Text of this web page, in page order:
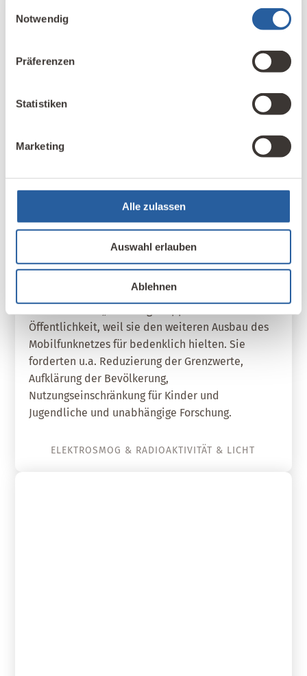
Notwendig
Präferenzen
Statistiken
Marketing
Alle zulassen
Auswahl erlauben
Ablehnen
07. Januar 2021
Sichtverbindung zu
Mobilfunksendern
im Jahre 2004 wandten sich 130 Ärztinnen und
Öffentlichkeit, weil sie den weiteren Ausbau des
Mobilfunknetzes für bedenklich hielten. Sie
forderten u.a. Reduzierung der Grenzwerte,
Aufklärung der Bevölkerung,
Nutzungseinschränkung für Kinder und
Jugendliche und unabhängige Forschung.
ELEKTROSMOG & RADIOAKTIVITÄT & LICHT